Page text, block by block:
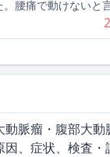
。腰痛で動けないと
動脈瘤・腹部大動
因、症状、検査・